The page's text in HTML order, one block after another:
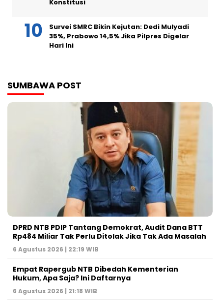
Konstitusi
Survei SMRC Bikin Kejutan: Dedi Mulyadi
35%, Prabowo 14,5% Jika Pilpres Digelar
Hari Ini
SUMBAWA POST
DPRD NTB PDIP Tantang Demokrat, Audit Dana BTT
Rp484 Miliar Tak Perlu Ditolak Jika Tak Ada Masalah
6 Agustus 2026 | 22:19 WIB
Empat Rapergub NTB Dibedah Kementerian
Hukum, Apa Saja? Ini Daftarnya
6 Agustus 2026 | 21:18 WIB